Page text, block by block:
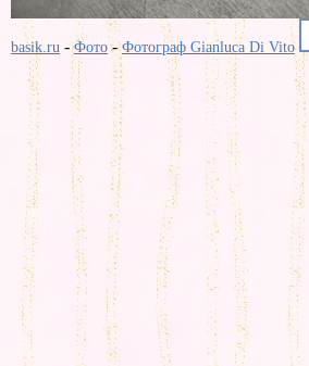
basik.ru -Фото-Фотограф Gianluca Di Vito